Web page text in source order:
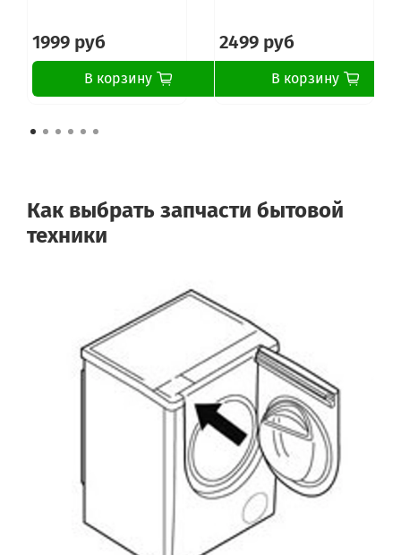
1999 руб
В корзину
2499 руб
В корзину
Как выбрать запчасти бытовой
техники